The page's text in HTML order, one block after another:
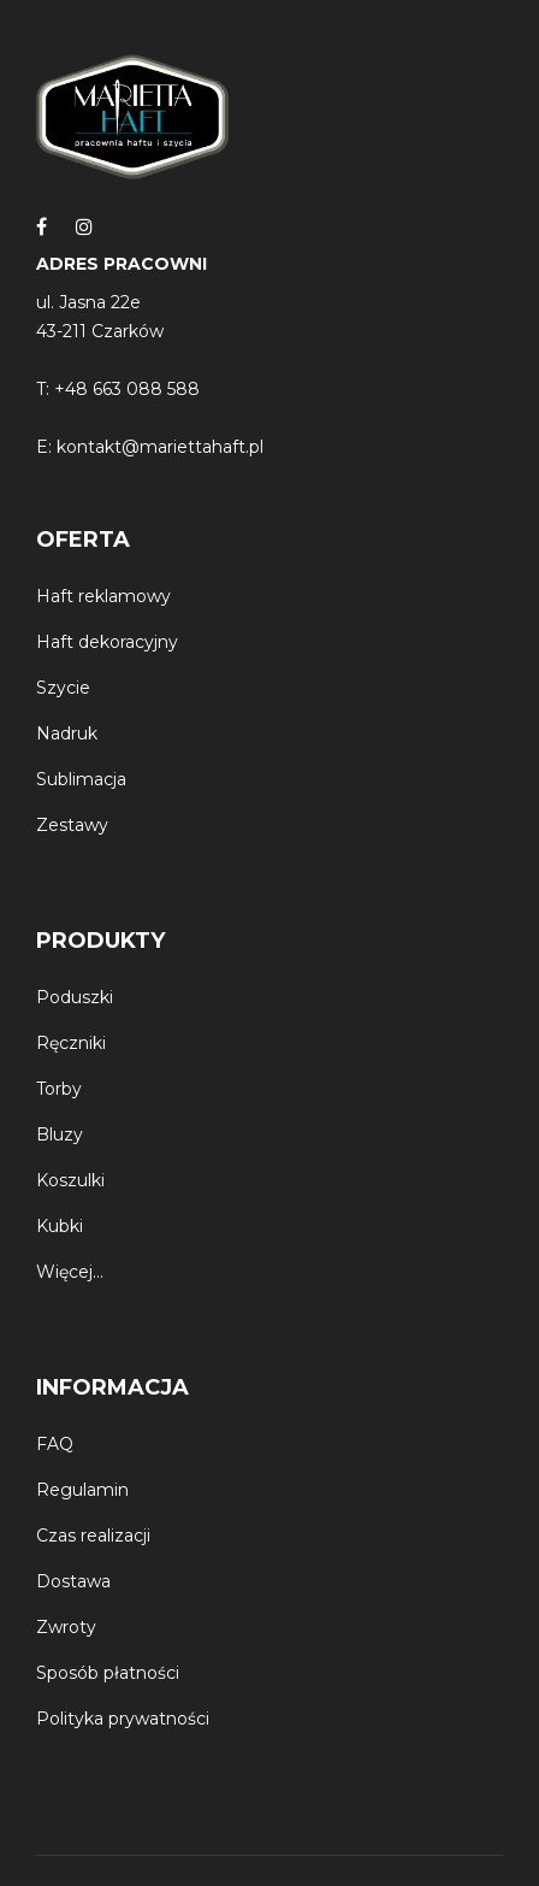
ADRES PRACOWNI
ul. Jasna 22e
43-211 Czarków
T: +48 663 088 588
E: kontakt@mariettahaft.pl
OFERTA
Haft reklamowy
Haft dekoracyjny
Szycie
Nadruk
Sublimacja
Zestawy
PRODUKTY
Poduszki
Ręczniki
Torby
Bluzy
Koszulki
Kubki
Więcej…
INFORMACJA
FAQ
Regulamin
Czas realizacji
Dostawa
Zwroty
Sposób płatności
Polityka prywatności